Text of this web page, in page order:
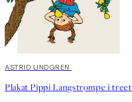
50%*
ASTRID LINDGREN
Plakat Pippi Langstrømpe i treet